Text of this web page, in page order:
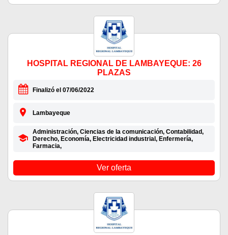
HOSPITAL REGIONAL DE LAMBAYEQUE: 26
PLAZAS
Finalizó el 07/06/2022
Lambayeque
Administración, Ciencias de la comunicación, Contabilidad,
Derecho, Economía, Electricidad industrial, Enfermería,
Farmacia,
Ver oferta